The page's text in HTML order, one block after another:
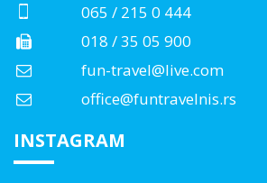
065 / 215 0 444
018 / 35 05 900
fun-travel@live.com
office@funtravelnis.rs
INSTAGRAM